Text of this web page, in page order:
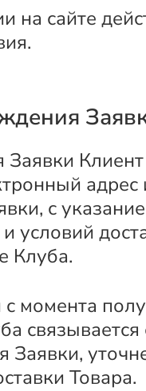
на сайте
с
условий
Клуба.
момента
Заявки,
Товара.